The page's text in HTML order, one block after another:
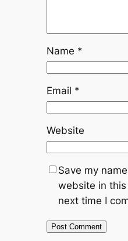
Name *
Email *
Website
Save my
website in
next time I